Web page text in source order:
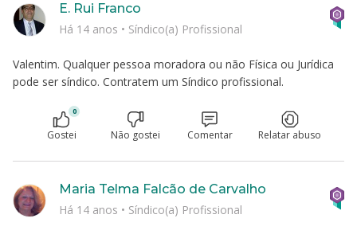
Valentim. Qualquer pessoa moradora ou não Física ou Jurídica
pode ser síndico. Contratem um Síndico profissional.
E. Rui Franco
Há 14 anos • Síndico(a) Profissional
0
Gostei Não gostei Comentar Relatar abuso
Maria Telma Falcão de Carvalho
Há 14 anos • Síndico(a) Profissional